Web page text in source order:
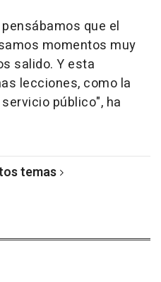
que el
momentos muy
salido. Y esta
lecciones, como la
público", ha
temas